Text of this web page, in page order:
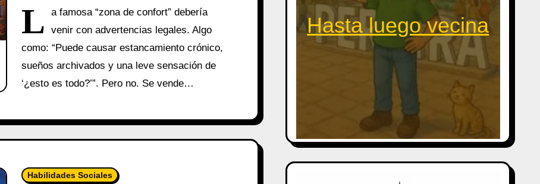
L
a famosa “zona de confort” debería
venir con advertencias legales. Algo
como: “Puede causar estancamiento crónico,
sueños archivados y una leve sensación de
‘¿esto es todo?’”. Pero no. Se vende…
Habilidades Sociales
Hasta luego vecina